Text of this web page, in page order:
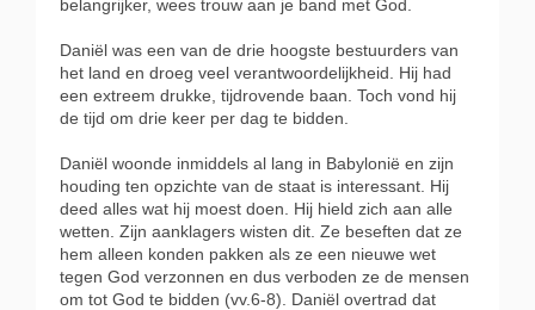
belangrijker, wees trouw aan je band met God.
Daniël was een van de drie hoogste bestuurders van
het land en droeg veel verantwoordelijkheid. Hij had
een extreem drukke, tijdrovende baan. Toch vond hij
de tijd om drie keer per dag te bidden.
Daniël woonde inmiddels al lang in Babylonië en zijn
houding ten opzichte van de staat is interessant. Hij
deed alles wat hij moest doen. Hij hield zich aan alle
wetten. Zijn aanklagers wisten dit. Ze beseften dat ze
hem alleen konden pakken als ze een nieuwe wet
tegen God verzonnen en dus verboden ze de mensen
om tot God te bidden (vv.6-8). Daniël overtrad dat